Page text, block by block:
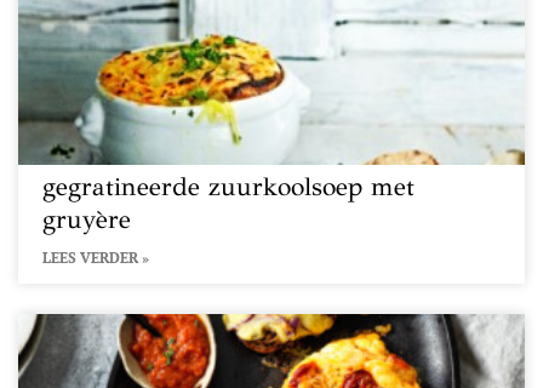
gegratineerde zuurkoolsoep met
gruyère
LEES VERDER »